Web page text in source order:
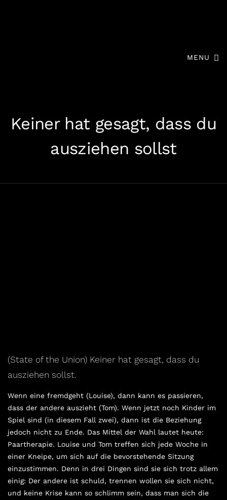
MENU
Keiner hat gesagt, dass du
ausziehen sollst
(State of the Union) Keiner hat gesagt, dass du
ausziehen sollst.
Wenn eine fremdgeht (Louise), dann kann es passieren,
dass der andere auszieht (Tom). Wenn jetzt noch Kinder im
Spiel sind (in diesem Fall zwei), dann ist die Beziehung
jedoch nicht zu Ende. Das Mittel der Wahl lautet heute:
Paartherapie. Louise und Tom treffen sich jede Woche in
einer Kneipe, um sich auf die bevorstehende Sitzung
einzustimmen. Denn in drei Dingen sind sie sich trotz allem
einig: Der andere ist schuld, trennen wollen sie sich nicht,
und keine Krise kann so schlimm sein, dass man sich die